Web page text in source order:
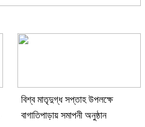
বিশ্ব মাতৃদুগ্ধ সপ্তাহ উপলক্ষে
বাগাতিপাড়ায় সমাপনী অনুষ্ঠান